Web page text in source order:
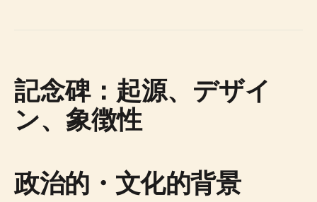
記念碑：起源、デザイ
ン、象徴性
政治的・文化的背景